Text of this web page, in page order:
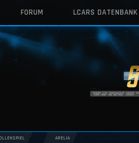
FORUM LCARS DATENBANK
ARELIA